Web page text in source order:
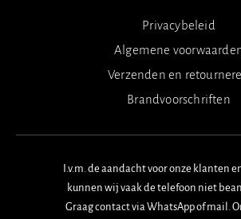
Privacybeleid
Algemene
Verzenden en
Brandvoorschriften
I.v.m. de aandacht voor onze klanten
kunnen wij vaak de telefoon niet
Graag contact via WhatsApp of mail.